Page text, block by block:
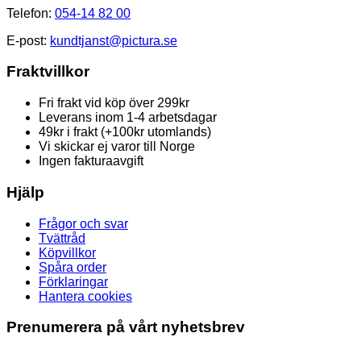
Telefon: 054-14 82 00
E-post: kundtjanst@pictura.se
Fraktvillkor
Fri frakt vid köp över 299kr
Leverans inom 1-4 arbetsdagar
49kr i frakt (+100kr utomlands)
Vi skickar ej varor till Norge
Ingen fakturaavgift
Hjälp
Frågor och svar
Tvättråd
Köpvillkor
Spåra order
Förklaringar
Hantera cookies
Prenumerera på vårt nyhetsbrev